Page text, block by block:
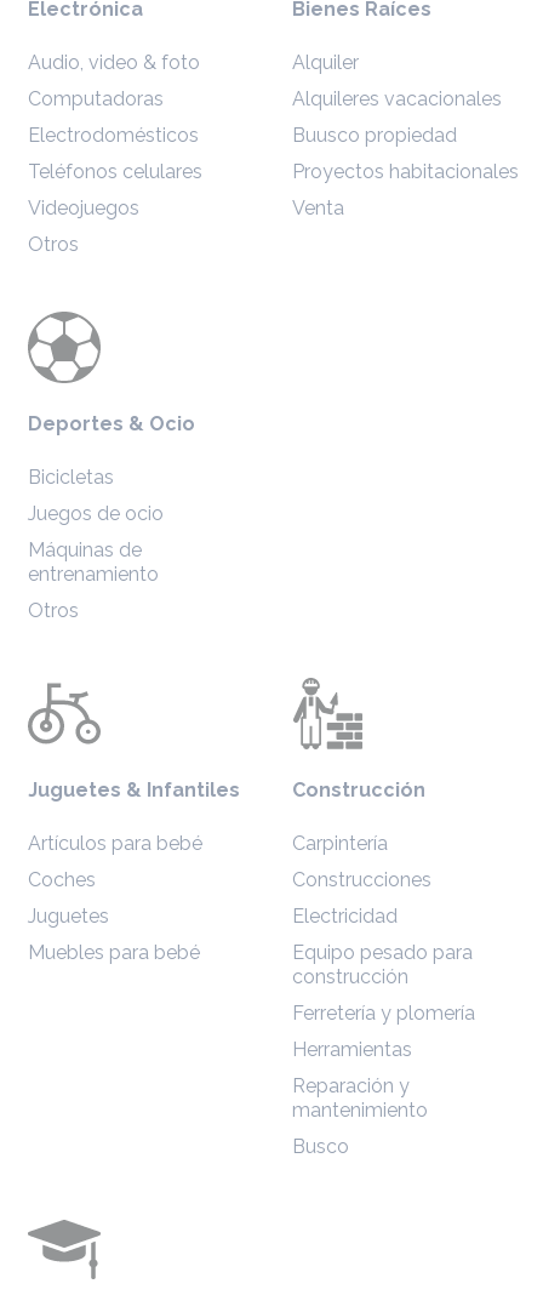
Electrónica
Audio, video & foto
Computadoras
Electrodomésticos
Teléfonos celulares
Videojuegos
Otros
Bienes Raíces
Alquiler
Alquileres vacacionales
Buusco propiedad
Proyectos habitacionales
Venta
Deportes & Ocio
Bicicletas
Juegos de ocio
Máquinas de
entrenamiento
Otros
Juguetes & Infantiles
Artículos para bebé
Coches
Juguetes
Muebles para bebé
Construcción
Carpintería
Construcciones
Electricidad
Equipo pesado para
construcción
Ferretería y plomería
Herramientas
Reparación y
mantenimiento
Busco